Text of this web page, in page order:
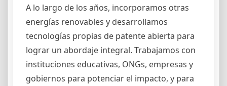
A lo largo de los años, incorporamos otras
energías renovables y desarrollamos
tecnologías propias de patente abierta para
lograr un abordaje integral. Trabajamos con
instituciones educativas, ONGs, empresas y
gobiernos para potenciar el impacto, y para